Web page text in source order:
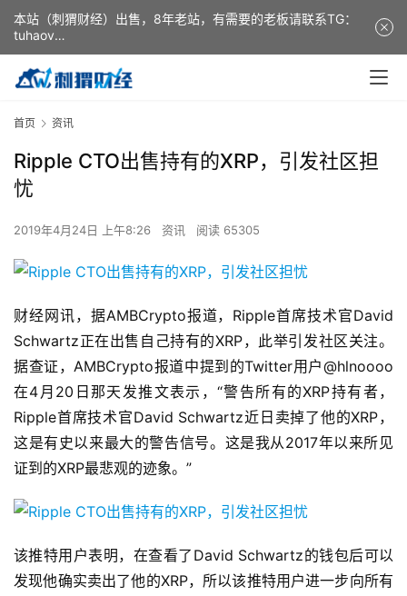
首页 资讯
Ripple CTO出售持有的XRP，引发社区担
忧
2019年4月24日 上午8:26 资讯 阅读 65305
财经网讯，据AMBCrypto报道，Ripple首席技术官David
Schwartz正在出售自己持有的XRP，此举引发社区关注。
据查证，AMBCrypto报道中提到的Twitter用户@hlnoooo
在4月20日那天发推文表示，“警告所有的XRP持有者，
Ripple首席技术官David Schwartz近日卖掉了他的XRP，
这是有史以来最大的警告信号。这是我从2017年以来所见
证到的XRP最悲观的迹象。”
该推特用户表明，在查看了David Schwartz的钱包后可以
发现他确实卖出了他的XRP，所以该推特用户进一步向所有
本站（刺猬财经）出售，8年老站，有需要的老板请联系TG：
tuhaov
This website (ciweicaijing) is for sale. It is a 8-year-old
website. If you need it, please contact TG: tuhaov